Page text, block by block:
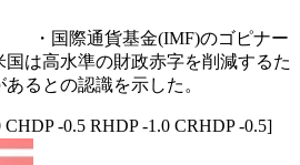
・国際通貨基金(IMF)のゴピナー
国は高水準の財政赤字を削減するた
るとの認識を示した。
-0.5 RHDP -1.0 CRHDP -0.5]